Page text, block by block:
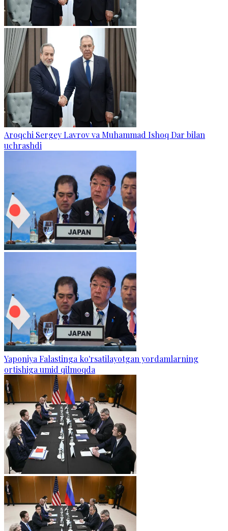
Aroqchi Sergey Lavrov va Muhammad Ishoq Dar bilan
uchrashdi
Yaponiya Falastinga ko'rsatilayotgan yordamlarning
ortishiga umid qilmoqda